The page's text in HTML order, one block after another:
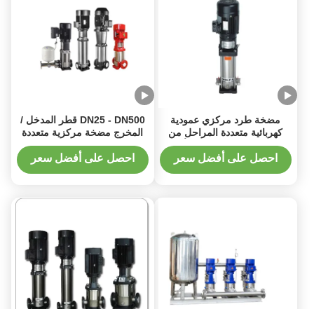
مضخة طرد مركزي عمودية
كهربائية متعددة المراحل من
الفولاذ المقاوم للصدأ
احصل على أفضل سعر
DN25 - DN500 قطر المدخل /
المخرج مضخة مركزية متعددة
المراحل العمودية للاحتياجات
المختلفة
احصل على أفضل سعر